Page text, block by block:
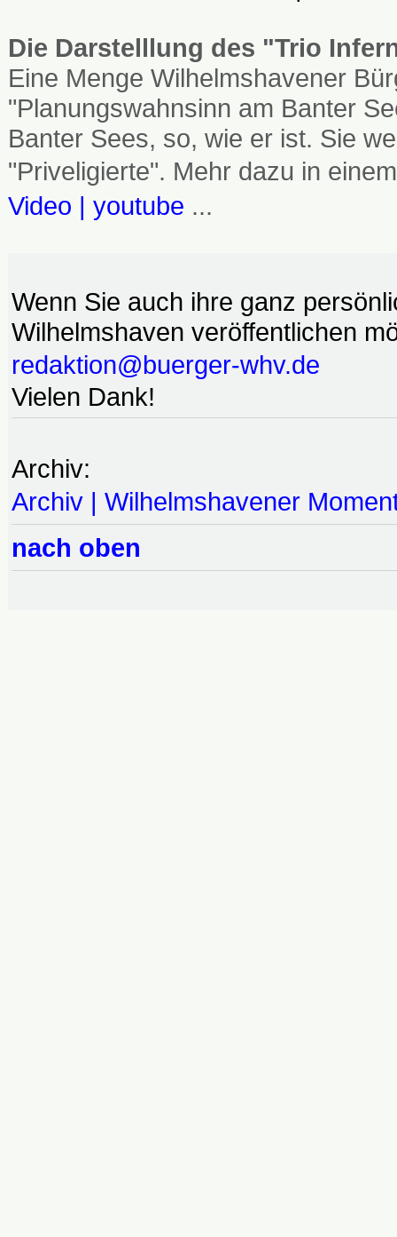
Die Darstelllung des "Trio
Eine Menge Wilhelmshavener
"Planungswahnsinn am Banter
Banter Sees, so, wie er ist. Sie
"Priveligierte". Mehr dazu in
Video | youtube ...
Wenn Sie auch ihre ganz
Wilhelmshaven veröffentlichen
redaktion@buerger-whv.de
Vielen Dank!
Archiv:
Archiv | Wilhelmshavener
nach oben